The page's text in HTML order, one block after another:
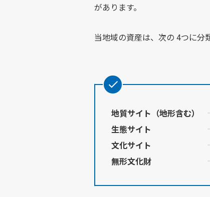
があります。
当地域の資産は、次の 4つに分
地質サイト（地形含む）
生態サイト
文化サイト
無形文化財